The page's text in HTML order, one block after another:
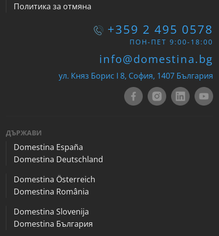
Политика за отмяна
+359 2 495 0578
ПОН-ПЕТ 9:00-18:00
info@domestina.bg
ул. Княз Борис I 8, София, 1407 България
ДЪРЖАВИ
Domestina España
Domestina Deutschland
Domestina Österreich
Domestina România
Domestina Slovenija
Domestina България